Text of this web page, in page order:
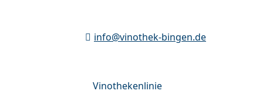
info@vinothek-bingen.de
Vinothekenlinie